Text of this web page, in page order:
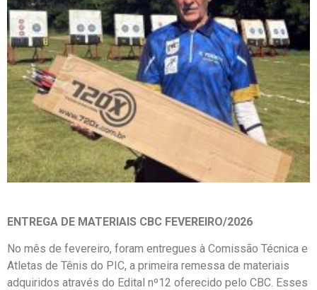
ENTREGA DE MATERIAIS CBC FEVEREIRO/2026
No mês de fevereiro, foram entregues à Comissão Técnica e
Atletas de Tênis do PIC, a primeira remessa de materiais
adquiridos através do Edital nº12 oferecido pelo CBC. Esses